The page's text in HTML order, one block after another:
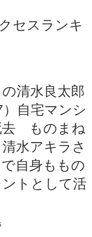
セスランキ
清水良太郎
自宅マンシ
去 ものまね
水アキラさ
自身ももの
トとして活